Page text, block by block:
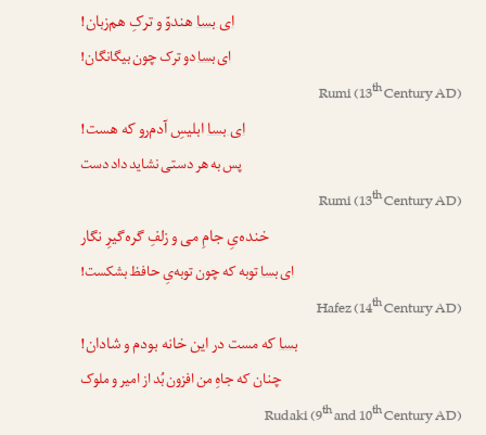
ای بساهندوّ و ترکِ هم‌زبان!
ای بسادو ترک چون بیگانگان!
Rumi(13thCentury AD)
ای بساابلیسِ آدم‌رو که هست!
پس به هر دستی نشاید داد دست
Rumi(13thCentury AD)
خنده‌یِ جامِ می و زلفِ گره‌گیرِ نگار
ای بساتوبه که چون توبه‌یِ حافظ بشکست!
Hafez(14thCentury AD)
بساکه مست در این خانه بودم و شادان!
چنان که جاهِ من افزون بُد از امیر و ملوک
Rudaki(9thand 10thCentury AD)